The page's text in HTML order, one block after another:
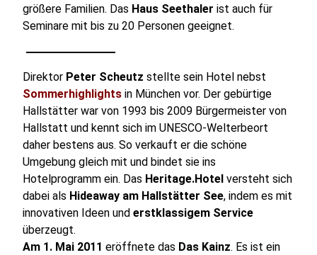
größere Familien. Das Haus Seethalerist auch für
Seminare mit bis zu 20 Personen geeignet.
Direktor Peter Scheutz stellte sein Hotel nebst
Sommerhighlights in München vor. Der gebürtige
Hallstätter war von 1993 bis 2009 Bürgermeister von
Hallstatt und kennt sich im UNESCO-Welterbeort
daher bestens aus. So verkauft er die schöne
Umgebung gleich mit und bindet sie ins
Hotelprogramm ein. Das Heritage.Hotelversteht sich
dabei als Hideaway am Hallstätter See, indem es mit
innovativen Ideen understklassigem Service
überzeugt.
Am 1. Mai 2011 eröffnete das Das Kainz. Es ist ein